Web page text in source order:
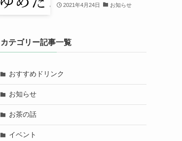
2021年4月24日 お知らせ
カテゴリー記事一覧
おすすめドリンク
お知らせ
お茶の話
イベント